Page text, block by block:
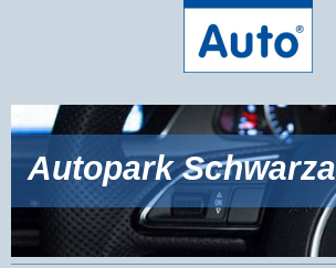
Autopark Schwarza